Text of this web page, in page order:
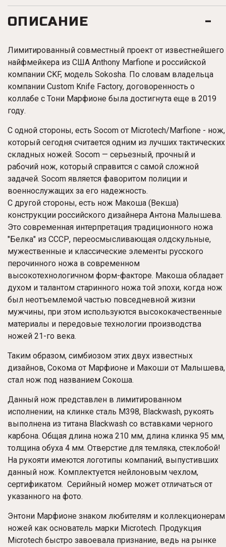
ОПИСАНИЕ
Лимитированный совместный проект от известнейшего
найфмейкера из США Anthony Marfione и российской
компании CKF, модель Sokosha. По словам владельца
компании Custom Knife Factory, договоренность о
коллабе с Тони Марфионе была достигнута еще в 2019
году.
С одной стороны, есть Socom от Microtech/Marfione - нож,
который сегодня считается одним из лучших тактических
складных ножей. Socom — серьезный, прочный и
рабочий нож, который справится с самой сложной
задачей. Socom является фаворитом полиции и
военнослужащих за его надежность.
С другой стороны, есть нож Макоша (Векша)
конструкции российского дизайнера Антона Малышева.
Это современная интерпретация традиционного ножа
"Белка" из СССР, переосмысливающая олдскульные,
мужественные и классические элементы русского
перочинного ножа в современном
высокотехнологичном форм-факторе. Макоша обладает
духом и талантом старинного ножа той эпохи, когда нож
был неотъемлемой частью повседневной жизни
мужчины, при этом используются высококачественные
материалы и передовые технологии производства
ножей 21-го века.
Таким образом, симбиозом этих двух известных
дизайнов, Сокома от Марфионе и Макоши от Малышева,
стал нож под названием Сокоша.
Данный нож представлен в лимитированном
исполнении, на клинке сталь M398, Blackwash, рукоять
выполнена из титана Blackwash со вставками черного
карбона. Общая длина ножа 210 мм, длина клинка 95 мм,
толщина обуха 4 мм. Отверстие для темляка, стеклобой!
На рукояти имеются логотипы компаний, выпустивших
данный нож. Комплектуется нейлоновым чехлом,
сертификатом. Серийный номер может отличаться от
указанного на фото.
Энтони Марфионе знаком любителям и коллекционерам
ножей как основатель марки Microtech. Продукция
Microtech быстро завоевала признание, ведь на рынке